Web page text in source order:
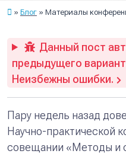
Блог Материалы
Данный пост
предыдущего
Неизбежны ошибки.
Пару недель назад
Научно-практической
совещании «Методы и